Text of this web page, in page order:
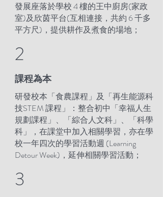
發展座落於學校 4 樓的王中廚房(家政
室)及欣茵平台(互相連接，共約 6 千多
平方尺)，提供耕作及煮食的場地；
2
​課程為本
研發校本「食農課程」及「再生能源科
技STEM 課程」：整合初中「幸福人生
規劃課程」、「綜合人文科」、「科學
科」，在課堂中加入相關學習，亦在學
校一年四次的學習活動週 (Learning
Detour Week)，延伸相關學習活動；
3